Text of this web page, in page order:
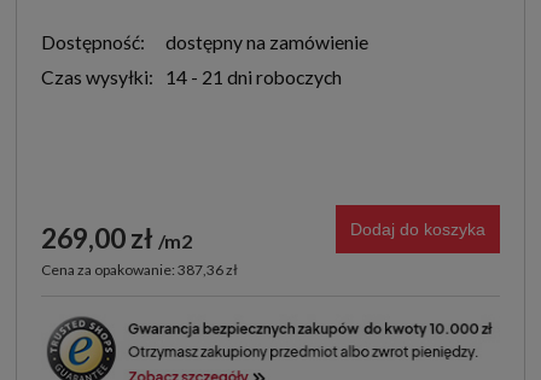
Dostępność:
dostępny na zamówienie
Czas wysyłki:
14 - 21 dni roboczych
269,00 zł m2
Cena za opakowanie: 387,36 zł
Dodaj do koszyka